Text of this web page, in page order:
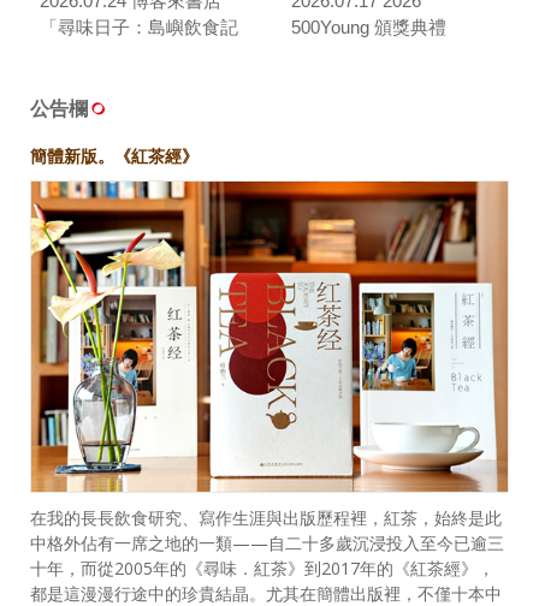
「尋味日子：島嶼飲食記
500Young 頒獎典禮
公告欄
簡體新版。《紅茶經》
在我的長長飲食研究、寫作生涯與出版歷程裡，紅茶，始終是此
中格外佔有一席之地的一類——自二十多歲沉浸投入至今已逾三
十年，而從2005年的《尋味．紅茶》到2017年的《紅茶經》，
都是這漫漫行途中的珍貴結晶。尤其在簡體出版裡，不僅十本中